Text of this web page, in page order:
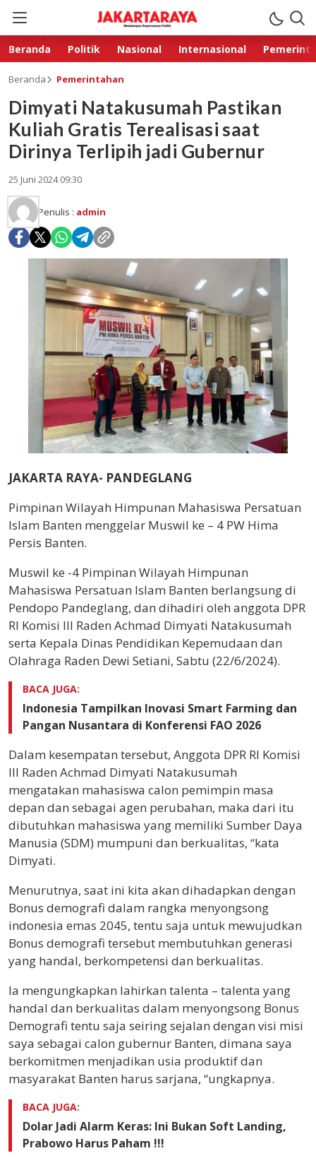
Beranda Politik Nasional Internasional
Beranda Pemerintahan
Dimyati Natakusumah Pastikan
Kuliah Gratis Terealisasi saat
Dirinya Terlipih jadi Gubernur
25 Juni 2024 09:30
Penulis : admin
JAKARTA RAYA- PANDEGLANG
Pimpinan Wilayah Himpunan Mahasiswa Persatuan
Islam Banten menggelar Muswil ke – 4 PW Hima
Persis Banten.
Muswil ke -4 Pimpinan Wilayah Himpunan
Mahasiswa Persatuan Islam Banten berlangsung di
Pendopo Pandeglang, dan dihadiri oleh anggota DPR
RI Komisi III Raden Achmad Dimyati Natakusumah
serta Kepala Dinas Pendidikan Kepemudaan dan
Olahraga Raden Dewi Setiani, Sabtu (22/6/2024).
BACA JUGA:
Indonesia Tampilkan Inovasi Smart Farming dan
Pangan Nusantara di Konferensi FAO 2026
Dalam kesempatan tersebut, Anggota DPR RI Komisi
III Raden Achmad Dimyati Natakusumah
mengatakan mahasiswa calon pemimpin masa
depan dan sebagai agen perubahan, maka dari itu
dibutuhkan mahasiswa yang memiliki Sumber Daya
Manusia (SDM) mumpuni dan berkualitas, “kata
Dimyati.
Menurutnya, saat ini kita akan dihadapkan dengan
Bonus demografi dalam rangka menyongsong
indonesia emas 2045, tentu saja untuk mewujudkan
Bonus demografi tersebut membutuhkan generasi
yang handal, berkompetensi dan berkualitas.
Ia mengungkapkan lahirkan talenta – talenta yang
handal dan berkualitas dalam menyongsong Bonus
Demografi tentu saja seiring sejalan dengan visi misi
saya sebagai calon gubernur Banten, dimana saya
berkomitmen menjadikan usia produktif dan
masyarakat Banten harus sarjana, “ungkapnya.
BACA JUGA:
Dolar Jadi Alarm Keras: Ini Bukan Soft Landing,
Prabowo Harus Paham !!!